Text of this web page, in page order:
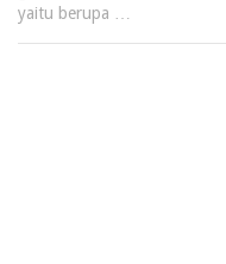
yaitu berupa …